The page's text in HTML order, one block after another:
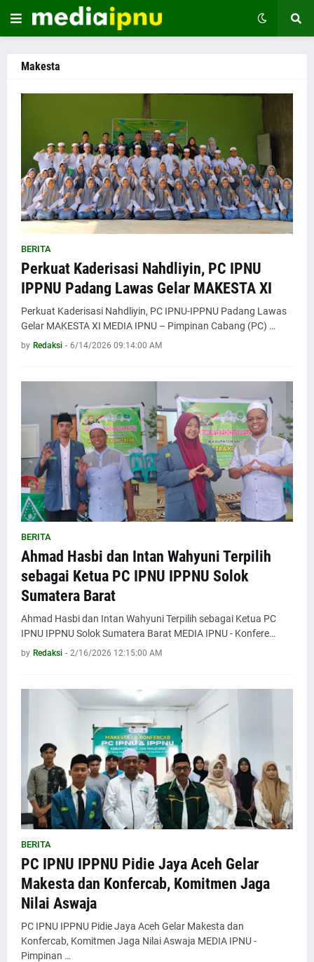
Makesta
BERITA
Perkuat Kaderisasi Nahdliyin, PC IPNU
IPPNU Padang Lawas Gelar MAKESTA XI
Perkuat Kaderisasi Nahdliyin, PC IPNU-IPPNU Padang Lawas
Gelar MAKESTA XI MEDIA IPNU – Pimpinan Cabang (PC) …
by Redaksi - 6/14/2026 09:14:00 AM
BERITA
Ahmad Hasbi dan Intan Wahyuni Terpilih
sebagai Ketua PC IPNU IPPNU Solok
Sumatera Barat
Ahmad Hasbi dan Intan Wahyuni Terpilih sebagai Ketua PC
IPNU IPPNU Solok Sumatera Barat MEDIA IPNU - Konfere…
by Redaksi - 2/16/2026 12:15:00 AM
BERITA
PC IPNU IPPNU Pidie Jaya Aceh Gelar
Makesta dan Konfercab, Komitmen Jaga
Nilai Aswaja
PC IPNU IPPNU Pidie Jaya Aceh Gelar Makesta dan
Konfercab, Komitmen Jaga Nilai Aswaja MEDIA IPNU -
Pimpinan …